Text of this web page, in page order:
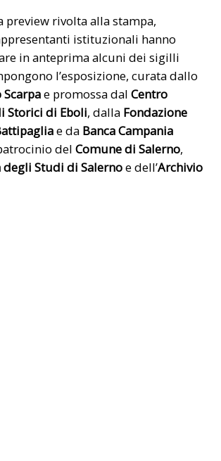
preview rivolta alla stampa,
istituzionali hanno
in anteprima alcuni dei sigilli
l’esposizione, curata dallo
Scarpae promossa dalCentro
Storici di Eboli, dalla Fondazione
e da Banca Campania
delComune di Salerno,
degli Studi di Salernoe dell’Archivio